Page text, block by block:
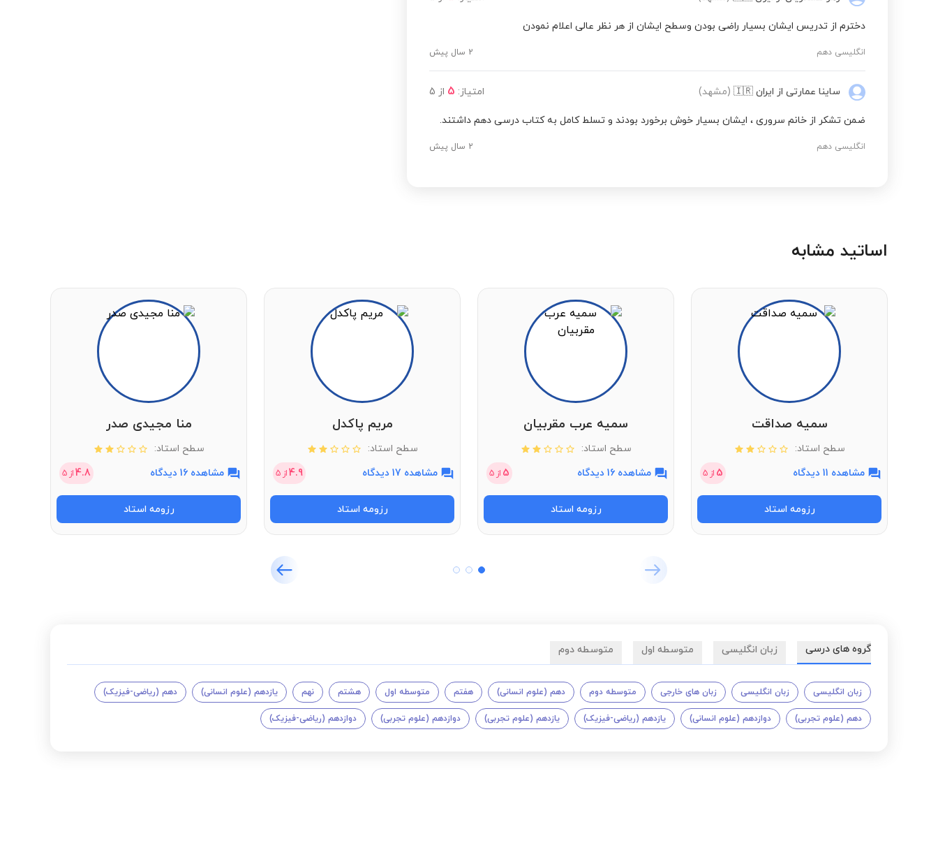
دخترم از تدریس ایشان بسیار راضی بودن وسطح ایشان از هر نظر عالی اعلام نمودن
انگلیسی دهم 2 سال پیش
ساینا عمارتی از ایران 🇮🇷 (مشهد) امتیاز: 5 از 5
ضمن تشکر از خانم سروری ، ایشان بسیار خوش برخورد بودند و تسلط کامل به کتاب درسی دهم داشتند.
انگلیسی دهم 2 سال پیش
اساتید مشابه
سمیه صداقت
سطح استاد:
مشاهده 11 دیدگاه
5 از 5
رزومه استاد
سمیه عرب مقربیان
سطح استاد:
مشاهده 16 دیدگاه
5 از 5
رزومه استاد
مریم پاکدل
سطح استاد:
مشاهده 17 دیدگاه
4.9از 5
رزومه استاد
منا مجیدی صدر
سطح استاد:
مشاهده 16 دیدگاه
4.8از 5
رزومه استاد
گروه های درسی زبان انگلیسی متوسطه اول متوسطه دوم
زبان انگلیسی زبان انگلیسی زبان های خارجی متوسطه دوم دهم (علوم انسانی) هفتم متوسطه اول هشتم نهم یازدهم (علوم انسانی) دهم (ریاضی-فیزیک)
دهم (علوم تجربی) دوازدهم (علوم انسانی) یازدهم (ریاضی-فیزیک) یازدهم (علوم تجربی) دوازدهم (علوم تجربی) دوازدهم (ریاضی-فیزیک)